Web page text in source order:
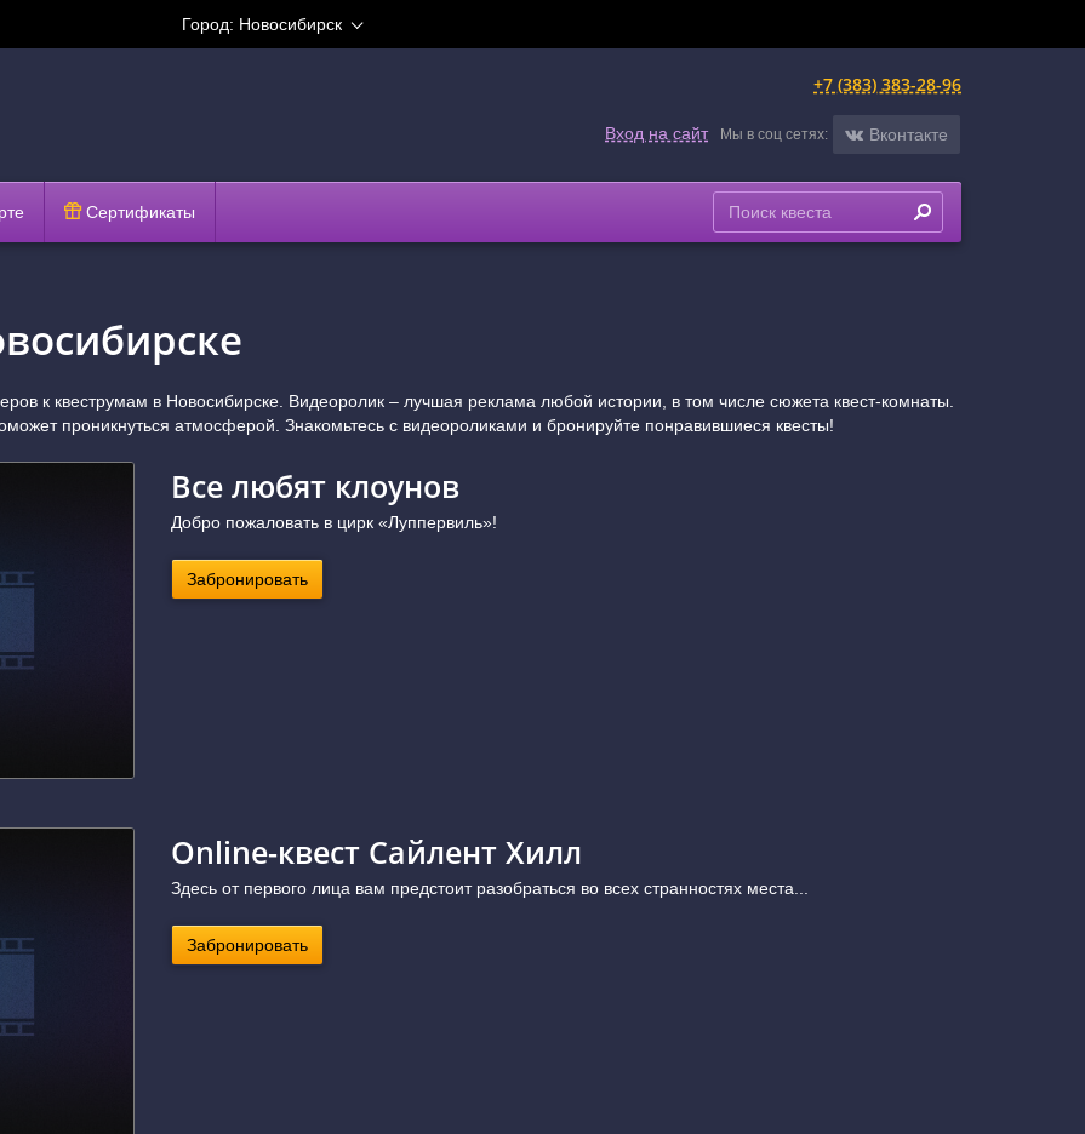
Город: Новосибирск
+7 (383) 383-28-96
Вход на сайт Мы в соц сетях: Вконтакте
Сертификаты
к квеструмам в Новосибирске. Видеоролик – лучшая реклама любой истории, в том числе сюжета квест-комнаты.
проникнуться атмосферой. Знакомьтесь с видеороликами и бронируйте понравившиеся квесты!
Все любят клоунов
Добро пожаловать в цирк «Луппервиль»!
Забронировать
Online-квест Сайлент Хилл
Здесь от первого лица вам предстоит разобраться во всех странностях места...
Забронировать